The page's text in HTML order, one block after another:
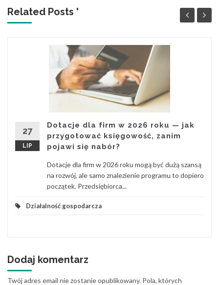
Related Posts '
27
LIP
Dotacje dla firm w 2026 roku — jak
przygotować księgowość, zanim
pojawi się nabór?
Dotacje dla firm w 2026 roku mogą być dużą szansą
na rozwój, ale samo znalezienie programu to dopiero
początek. Przedsiębiorca...
Działalność gospodarcza
Dodaj komentarz
Twój adres email nie zostanie opublikowany. Pola, których